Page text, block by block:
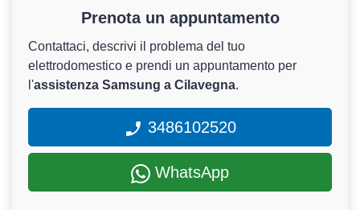
Prenota un appuntamento
Contattaci, descrivi il problema del tuo
elettrodomestico e prendi un appuntamento per
l'assistenza Samsung a Cilavegna.
3486102520
WhatsApp